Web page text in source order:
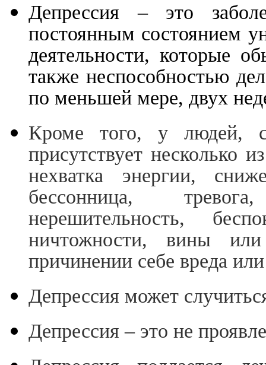
Депрессия – это
постоянным состоянием
деятельности, которые
также неспособностью
по меньшей мере, двух
Кроме того, у людей,
присутствует несколько
нехватка энергии,
бессонница,
нерешительность,
ничтожности, вины
причинении себе вреда
Депрессия может
Депрессия – это не